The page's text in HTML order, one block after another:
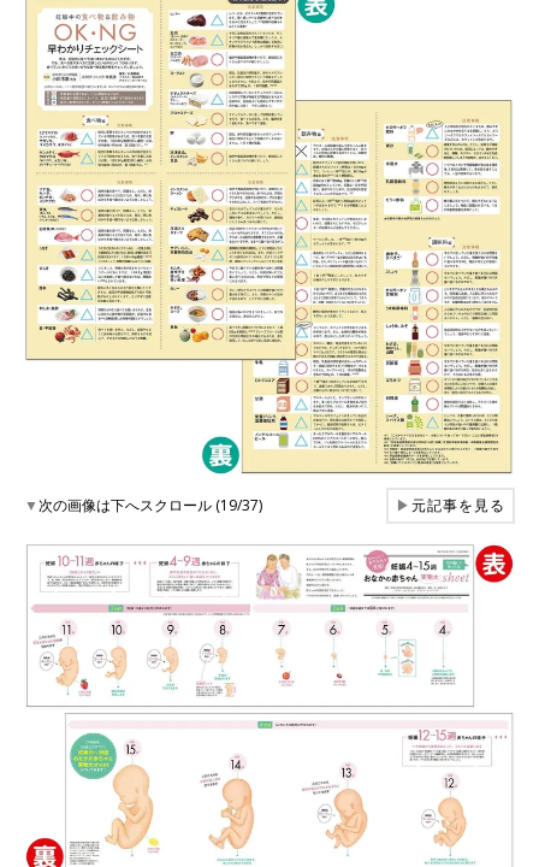
▼次の画像は下へスクロール (19/37) ▶元記事を見る